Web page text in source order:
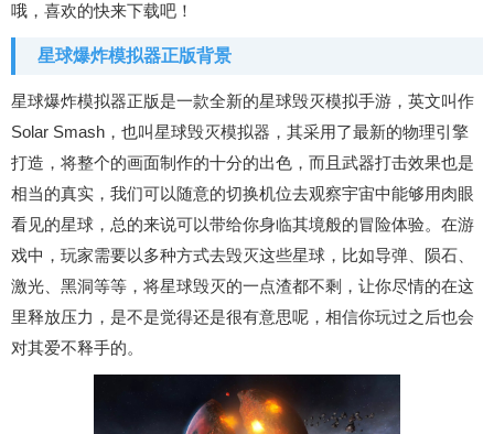
哦，喜欢的快来下载吧！
星球爆炸模拟器正版背景
星球爆炸模拟器正版是一款全新的星球毁灭模拟手游，英文叫作
Solar Smash，也叫星球毁灭模拟器，其采用了最新的物理引擎
打造，将整个的画面制作的十分的出色，而且武器打击效果也是
相当的真实，我们可以随意的切换机位去观察宇宙中能够用肉眼
看见的星球，总的来说可以带给你身临其境般的冒险体验。在游
戏中，玩家需要以多种方式去毁灭这些星球，比如导弹、陨石、
激光、黑洞等等，将星球毁灭的一点渣都不剩，让你尽情的在这
里释放压力，是不是觉得还是很有意思呢，相信你玩过之后也会
对其爱不释手的。